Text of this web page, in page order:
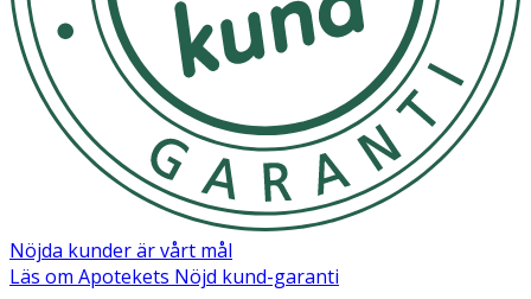
Nöjda kunder är vårt mål
Läs om Apotekets Nöjd kund-garanti